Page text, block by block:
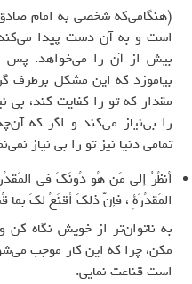
(هنگامی‌که شخصی به امام
است و به آن دست پیدا
بیش از آن را می‌خواهد.
بیاموزد که این مشکل برطرف
مقدار که تو را کفایت کند، بی
را بی‌نیاز می‌کند و اگر که
تمامی دنیا نیز تو را بی نیاز
اُنظُرْ إلى مَن هُو دُونَكَ في
المَقدُرَةِ ، فإنّ ذلكَ أقنَعُ لكَ
به ناتوان‌تر از خویش نگاه کن
مکن، چرا که این کار موجب
است قناعت نمایی.